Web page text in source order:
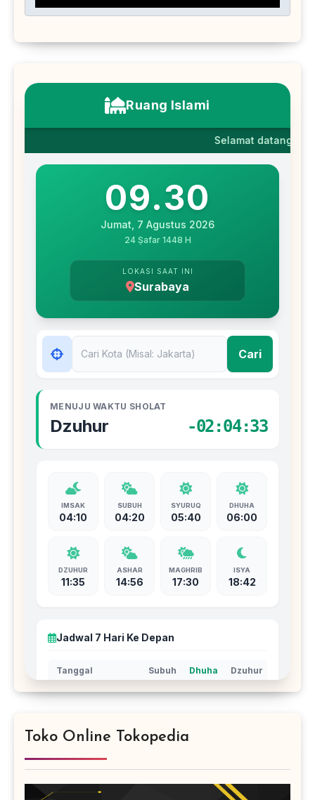
Toko Online Tokopedia